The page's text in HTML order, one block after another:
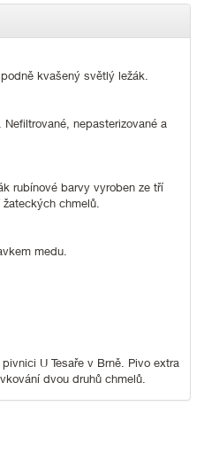
kvašený světlý ležák.
nepasterizované a
rubínové barvy vyroben ze tří
chmelů.
medu.
U Tesaře v Brně. Pivo extra
dvou druhů chmelů.